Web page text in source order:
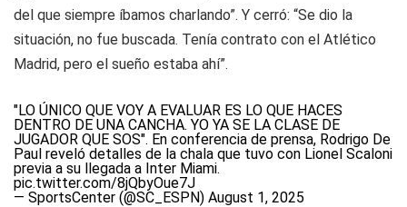
del que siempre íbamos charlando”. Y cerró: “Se dio la
situación, no fue buscada. Tenía contrato con el Atlético
Madrid, pero el sueño estaba ahí”.
"LO ÚNICO QUE VOY A EVALUAR ES LO QUE HACES
DENTRO DE UNA CANCHA. YO YA SE LA CLASE DE
JUGADOR QUE SOS". En conferencia de prensa, Rodrigo De
Paul reveló detalles de la chala que tuvo con Lionel Scaloni
previa a su llegada a Inter Miami.
pic.twitter.com/8jQbyOue7J
— SportsCenter (@SC_ESPN) August 1, 2025